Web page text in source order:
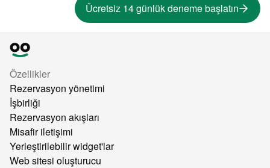
Ücretsiz 14 günlük deneme başlatın
Özellikler
Rezervasyon yönetimi
İşbirliği
Rezervasyon akışları
Misafir iletişimi
Yerleştirilebilir widget'lar
Web sitesi oluşturucu